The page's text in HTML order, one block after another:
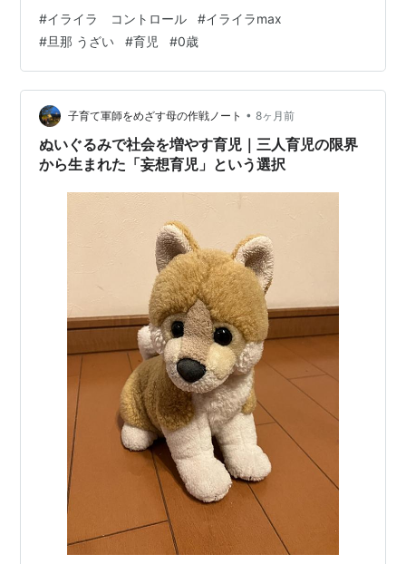
そうだよね、なんか、上の子たちの育児に比べてなん
か・・・・楽！っていうか、幸せ～」） な～んて、思っ
ていたもんです。 これが、三人目の余裕か！とか思った
り（笑） 結構早い時期から（たぶん１ヶ月くらいか
ら）、夜も長く寝てくれて本当に穏やかに過ごせていま
した。 でも、夜に少し肌寒くなってき…
#イライラ コントロール #イライラmax
#旦那 うざい #育児 #0歳
子育て軍師をめざす母の作戦ノート • 8ヶ月前
ぬいぐるみで社会を増やす育児｜三人育児の限界
から生まれた「妄想育児」という選択